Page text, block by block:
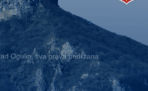
Ogulin, sva prava pridržana.